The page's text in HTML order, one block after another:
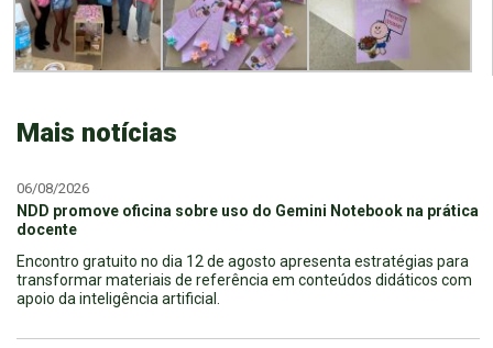
Mais notícias
06/08/2026
NDD promove oficina sobre uso do Gemini Notebook na prática
docente
Encontro gratuito no dia 12 de agosto apresenta estratégias para
transformar materiais de referência em conteúdos didáticos com
apoio da inteligência artificial.